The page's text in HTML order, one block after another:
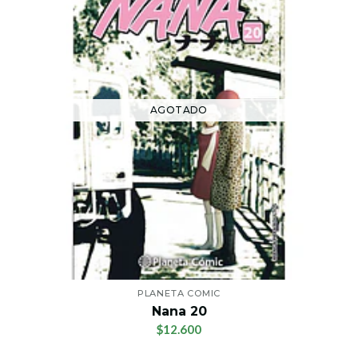
AGOTADO
PLANETA COMIC
Nana 20
$12.600